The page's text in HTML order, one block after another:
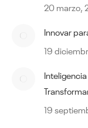
20 marzo,
Innovar
19
19